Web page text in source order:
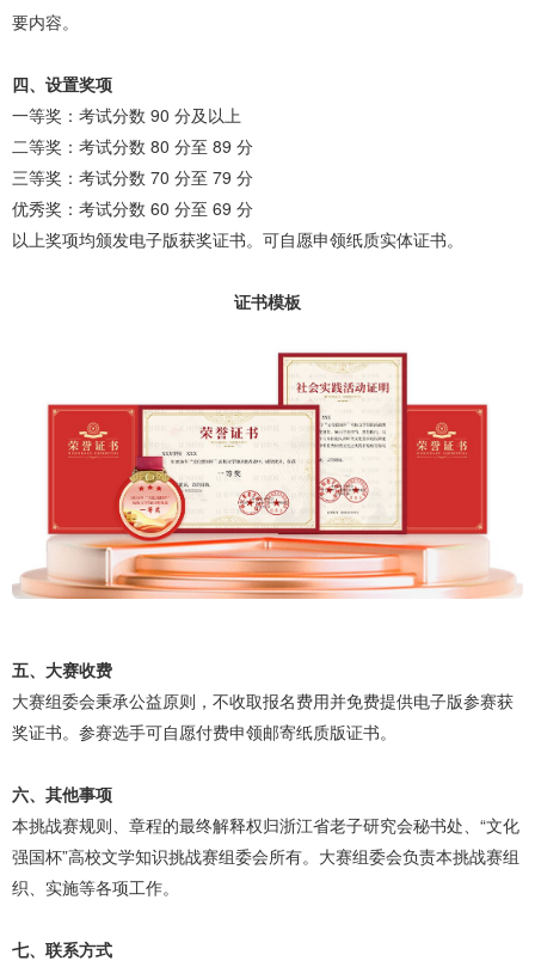
要内容。
四、设置奖项
一等奖：考试分数 90 分及以上
二等奖：考试分数 80 分至 89 分
三等奖：考试分数 70 分至 79 分
优秀奖：考试分数 60 分至 69 分
以上奖项均颁发电子版获奖证书。可自愿申领纸质实体证书。
证书模板
五、大赛收费
大赛组委会秉承公益原则，不收取报名费用并免费提供电子版参赛获
奖证书。参赛选手可自愿付费申领邮寄纸质版证书。
六、其他事项
本挑战赛规则、章程的最终解释权归浙江省老子研究会秘书处、“文化
强国杯”高校文学知识挑战赛组委会所有。大赛组委会负责本挑战赛组
织、实施等各项工作。
七、联系方式